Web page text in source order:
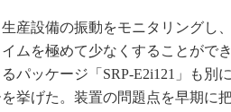
産設備の振動をモニタリングし
ムを極めて少なくすることがで
パッケージ「SRP-E2i121」も別
挙げた。装置の問題点を早期に